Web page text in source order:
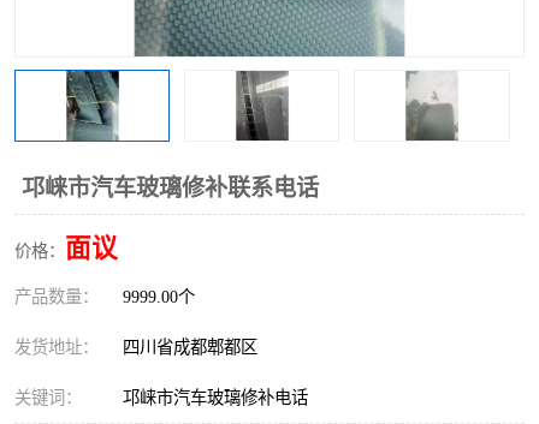
邛崃市汽车玻璃修补联系电话
价格： 面议
产品数量： 9999.00个
发货地址： 四川省成都郫都区
关键词： 邛崃市汽车玻璃修补电话